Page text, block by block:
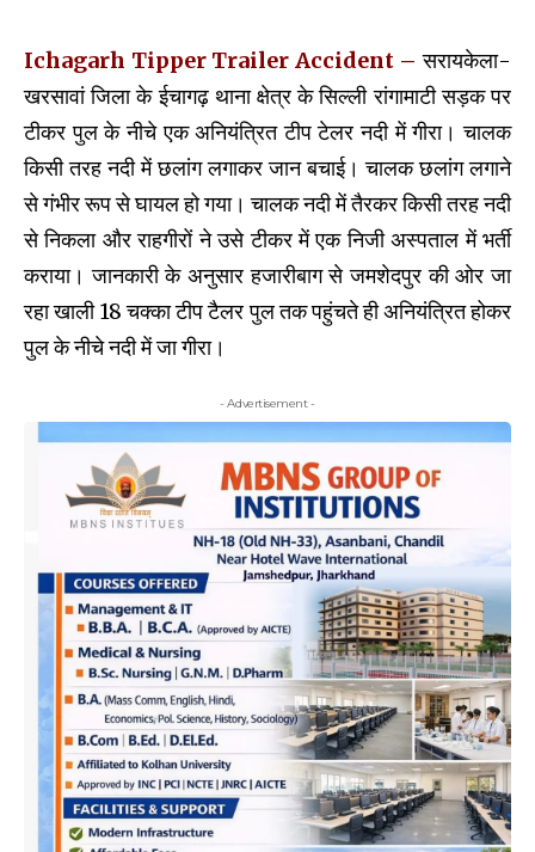
Ichagarh Tipper Trailer Accident – सरायकेला-
खरसावां जिला के ईचागढ़ थाना क्षेत्र के सिल्ली रांगामाटी सड़क पर
टीकर पुल के नीचे एक अनियंत्रित टीप टेलर नदी में गीरा। चालक
किसी तरह नदी में छलांग लगाकर जान बचाई। चालक छलांग लगाने
से गंभीर रूप से घायल हो गया। चालक नदी में तैरकर किसी तरह नदी
से निकला और राहगीरों ने उसे टीकर में एक निजी अस्पताल में भर्ती
कराया। जानकारी के अनुसार हजारीबाग से जमशेदपुर की ओर जा
रहा खाली 18 चक्का टीप टैलर पुल तक पहुंचते ही अनियंत्रित होकर
पुल के नीचे नदी में जा गीरा।
- Advertisement -